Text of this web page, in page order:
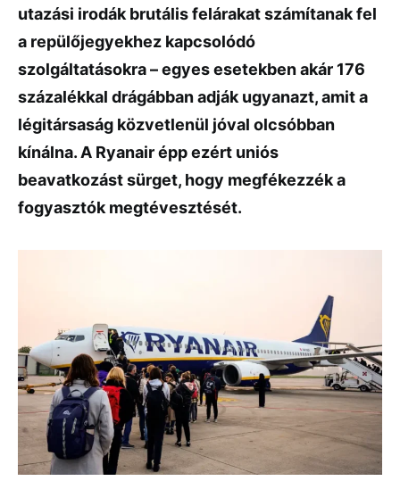
utazási irodák brutális felárakat számítanak fel
a repülőjegyekhez kapcsolódó
szolgáltatásokra – egyes esetekben akár 176
százalékkal drágábban adják ugyanazt, amit a
légitársaság közvetlenül jóval olcsóbban
kínálna. A Ryanair épp ezért uniós
beavatkozást sürget, hogy megfékezzék a
fogyasztók megtévesztését.